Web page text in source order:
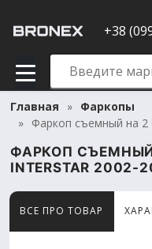
+38
Главная
Фаркопы
Фаркоп съемный на 2
ФАРКОП СЪЕМНЫЙ
INTERSTAR 2002-
ВСЕ ПРО ТОВАР
Товар